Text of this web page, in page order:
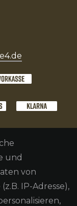
und
von
IP-Adresse),